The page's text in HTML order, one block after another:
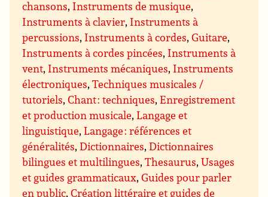
chansons, Instruments de musique,
Instruments à clavier, Instruments à
percussions, Instruments à cordes,Guitare,
Instruments à cordes pincées, Instruments à
vent, Instruments mécaniques, Instruments
électroniques,Techniques musicales /
tutoriels,Chant : techniques,Enregistrement
et production musicale,Langage et
linguistique,Langage : références et
généralités,Dictionnaires,Dictionnaires
bilingues et multilingues,Thesaurus,Usages
et guides grammaticaux,Guides pour parler
en public,Création littéraire et guides de